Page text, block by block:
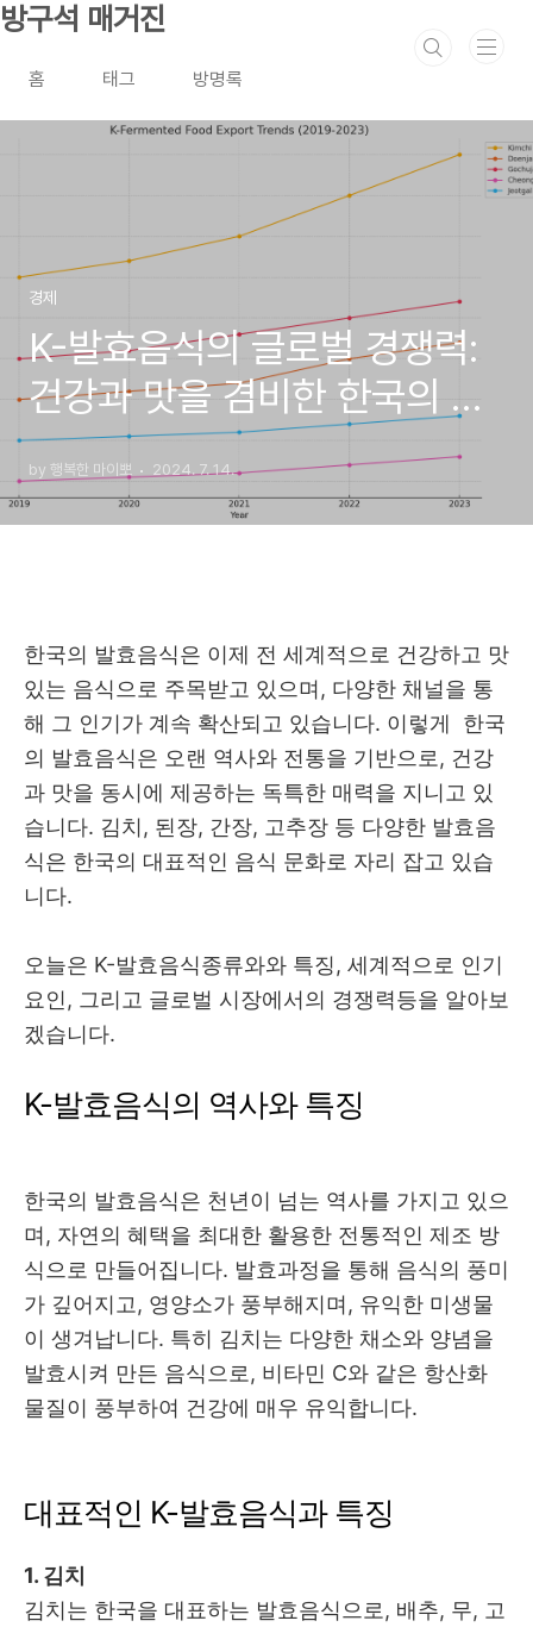
본문 바로가기
방구석 매거진
홈 태그 방명록
경제
K-발효음식의 글로벌 경쟁력:
건강과 맛을 겸비한 한국의 전
통 맛
by 행복한 마이뽀 2024. 7. 14.
한국의 발효음식은 이제 전 세계적으로 건강하고 맛
있는 음식으로 주목받고 있으며, 다양한 채널을 통
해 그 인기가 계속 확산되고 있습니다. 이렇게 한국
의 발효음식은 오랜 역사와 전통을 기반으로, 건강
과 맛을 동시에 제공하는 독특한 매력을 지니고 있
습니다. 김치, 된장, 간장, 고추장 등 다양한 발효음
식은 한국의 대표적인 음식 문화로 자리 잡고 있습
니다.
오늘은 K-발효음식종류와와 특징, 세계적으로 인기
요인, 그리고 글로벌 시장에서의 경쟁력등을 알아보
겠습니다.
K-발효음식의 역사와 특징
한국의 발효음식은 천년이 넘는 역사를 가지고 있으
며, 자연의 혜택을 최대한 활용한 전통적인 제조 방
식으로 만들어집니다. 발효과정을 통해 음식의 풍미
가 깊어지고, 영양소가 풍부해지며, 유익한 미생물
이 생겨납니다. 특히 김치는 다양한 채소와 양념을
발효시켜 만든 음식으로, 비타민 C와 같은 항산화
물질이 풍부하여 건강에 매우 유익합니다.
대표적인 K-발효음식과 특징
1. 김치
김치는 한국을 대표하는 발효음식으로, 배추, 무, 고